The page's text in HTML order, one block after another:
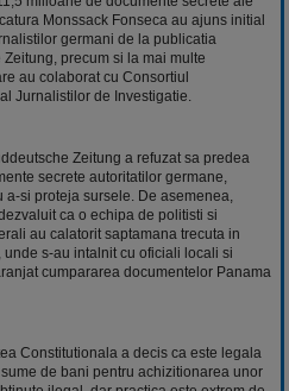
Monssack Fonseca au ajuns initial
germani de la publicatia
Zeitung, precum si la mai multe
au colaborat cu Consortiul
Jurnalistilor de Investigatie.
Zeitung a refuzat sa predea
secrete autoritatilor germane,
a-si proteja sursele. De asemenea,
ca o echipa de politisti si
au calatorit saptamana trecuta in
unde s-au intalnit cu oficiali locali si
cumpararea documentelor Panama
Constitutionala a decis ca este legala
de bani pentru achizitionarea unor